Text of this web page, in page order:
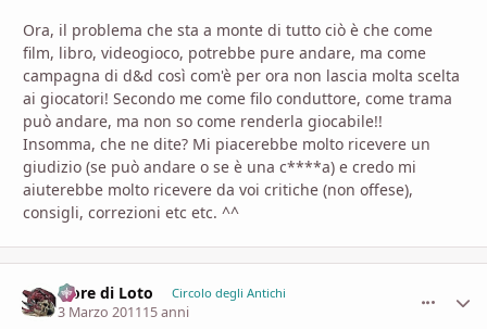
Ora, il problema che sta a monte di tutto ciò è che come
film, libro, videogioco, potrebbe pure andare, ma come
campagna di d&d così com'è per ora non lascia molta scelta
ai giocatori! Secondo me come filo conduttore, come trama
può andare, ma non so come renderla giocabile!!
Insomma, che ne dite? Mi piacerebbe molto ricevere un
giudizio (se può andare o se è una c****a) e credo mi
aiuterebbe molto ricevere da voi critiche (non offese),
consigli, correzioni etc etc. ^^
Fiore di Loto Circolo degli Antichi
3 Marzo 201115 anni